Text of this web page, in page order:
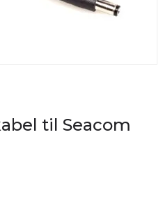
til Seacom